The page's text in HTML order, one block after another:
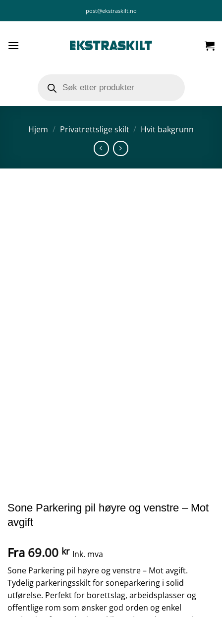
post@ekstraskilt.no
search
Hjem / Privatrettslige skilt / Hvit bakgrunn
Sone Parkering pil høyre og venstre – Mot
avgift
Fra 69.00 kr Ink. mva
Sone Parkering pil høyre og venstre – Mot avgift.
Tydelig parkeringsskilt for soneparkering i solid
utførelse. Perfekt for borettslag, arbeidsplasser og
offentlige rom som ønsker god orden og enkel